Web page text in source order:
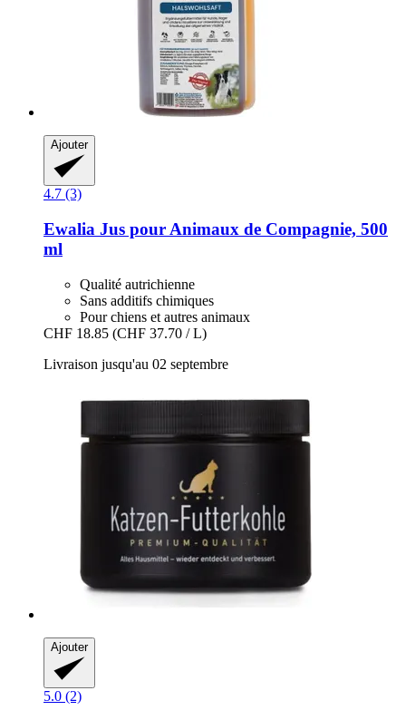
Ajouter
4.7 (3)
Ewalia Jus pour Animaux de Compagnie, 500
ml
Qualité autrichienne
Sans additifs chimiques
Pour chiens et autres animaux
CHF 18.85 (CHF 37.70 / L)
Livraison jusqu'au 02 septembre
Ajouter
5.0 (2)